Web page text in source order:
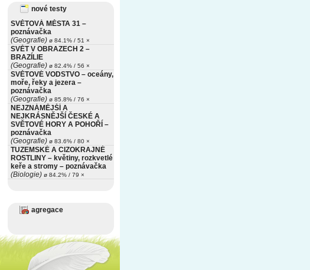
nové testy
SVĚTOVÁ MĚSTA 31 –
poznávačka
(Geografie) ø 84.1% / 51 ×
SVĚT V OBRAZECH 2 –
BRAZÍLIE
(Geografie) ø 82.4% / 56 ×
SVĚTOVÉ VODSTVO – oceány,
moře, řeky a jezera –
poznávačka
(Geografie) ø 85.8% / 76 ×
NEJZNÁMĚJŠÍ A
NEJKRÁSNĚJŠÍ ČESKÉ A
SVĚTOVÉ HORY A POHOŘÍ –
poznávačka
(Geografie) ø 83.6% / 80 ×
TUZEMSKÉ A CIZOKRAJNÉ
ROSTLINY – květiny, rozkvetlé
keře a stromy – poznávačka
(Biologie) ø 84.2% / 79 ×
agregace